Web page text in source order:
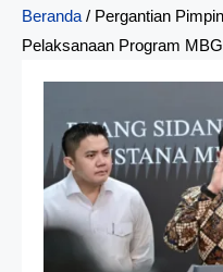
Beranda / Pergantian
Pelaksanaan Program MBG